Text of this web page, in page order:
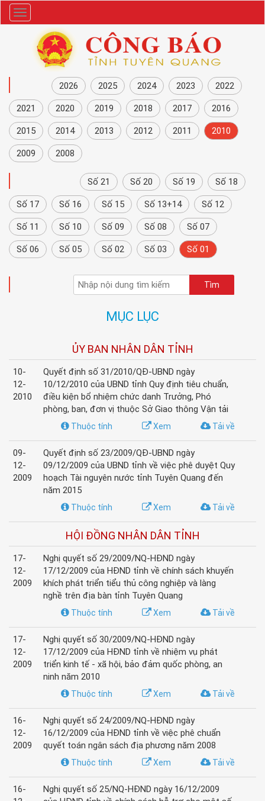
Danh
mục
2026 2025 2024 2023 2022
2021 2020 2019 2018 2017 2016
2015 2014 2013 2012 2011 2010
2009 2008
Số 21 Số 20 Số 19 Số 18
Số 17 Số 16 Số 15 Số 13+14 Số 12
Số 11 Số 10 Số 09 Số 08 Số 07
Số 06 Số 05 Số 02 Số 03 Số 01
MỤC LỤC
ỦY BAN NHÂN DÂN TỈNH
10-
12-
2010
Quyết định số 31/2010/QĐ-UBND ngày
10/12/2010 của UBND tỉnh Quy định tiêu chuẩn,
điều kiện bổ nhiệm chức danh Trưởng, Phó
phòng, ban, đơn vị thuộc Sở Giao thông Vận tải
Tải về
Xem
Thuộc tính
09-
12-
2009
Quyết định số 23/2009/QĐ-UBND ngày
09/12/2009 của UBND tỉnh về việc phê duyệt Quy
hoạch Tài nguyên nước tỉnh Tuyên Quang đến
năm 2015
Tải về
Xem
Thuộc tính
HỘI ĐỒNG NHÂN DÂN TỈNH
17-
12-
2009
Nghị quyết số 29/2009/NQ-HĐND ngày
17/12/2009 của HĐND tỉnh về chính sách khuyến
khích phát triển tiểu thủ công nghiệp và làng
nghề trên địa bàn tỉnh Tuyên Quang
Tải về
Xem
Thuộc tính
17-
12-
2009
Nghị quyết số 30/2009/NQ-HĐND ngày
17/12/2009 của HĐND tỉnh về nhiệm vụ phát
triển kinh tế - xã hội, bảo đảm quốc phòng, an
ninh năm 2010
Tải về
Xem
Thuộc tính
16-
12-
2009
Nghị quyết số 24/2009/NQ-HĐND ngày
16/12/2009 của HĐND tỉnh về việc phê chuẩn
quyết toán ngân sách địa phương năm 2008
Tải về
Xem
Thuộc tính
16-
Nghị quyết số 25/NQ-HĐND ngày 16/12/2009